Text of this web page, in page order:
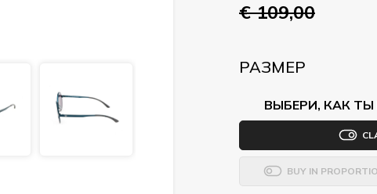
€ 109,00
РАЗМЕР
ВЫБЕРИ, КАК
BUY IN